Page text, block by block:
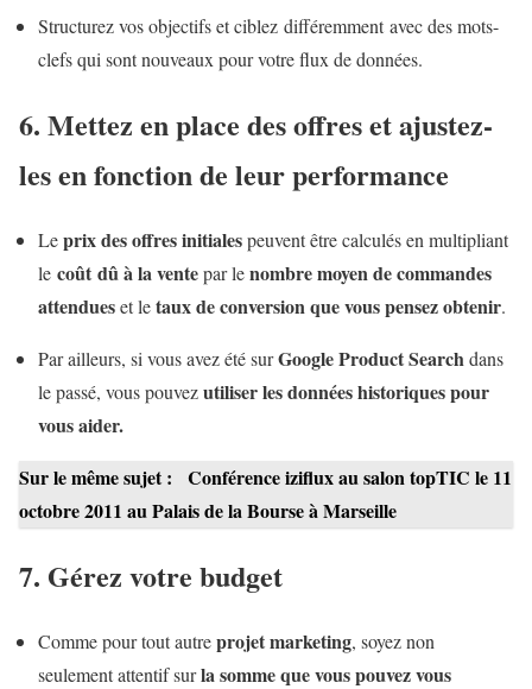
Structurez vos objectifs et ciblez différemment avec des mots-
clefs qui sont nouveaux pour votre flux de données.
6. Mettez en place des offres et ajustez-
les en fonction de leur performance
Leprix des offres initialespeuvent être calculés en multipliant
le coût dû à la ventepar lenombre moyen de commandes
attendueset letaux de conversion que vous pensez obtenir.
Par ailleurs, si vous avez été surGoogle Product Searchdans
le passé, vous pouvezutiliser les données historiques pour
vous aider.
Sur le même sujet :
Conférence iziflux au salon topTIC le 11
octobre 2011 au Palais de la Bourse à Marseille
7. Gérez votre budget
Comme pour tout autreprojet marketing, soyez non
seulement attentif surla somme que vous pouvez vous